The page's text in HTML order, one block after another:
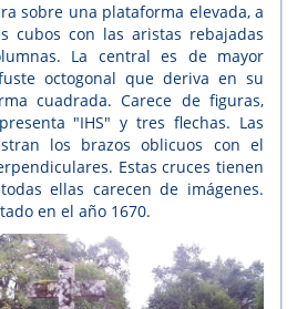
sobre una plataforma elevada, a
cubos con las aristas rebajadas
La central es de mayor
octogonal que deriva en su
cuadrada. Carece de figuras,
"IHS" y tres flechas. Las
los brazos oblicuos con el
Estas cruces tienen
ellas carecen de imágenes.
en el año 1670.